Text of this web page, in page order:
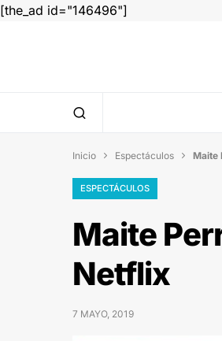
[the_ad id="146496"]
Inicio  Espectáculos  Maite
ESPECTÁCULOS
Maite
Netflix
7 MAYO, 2019